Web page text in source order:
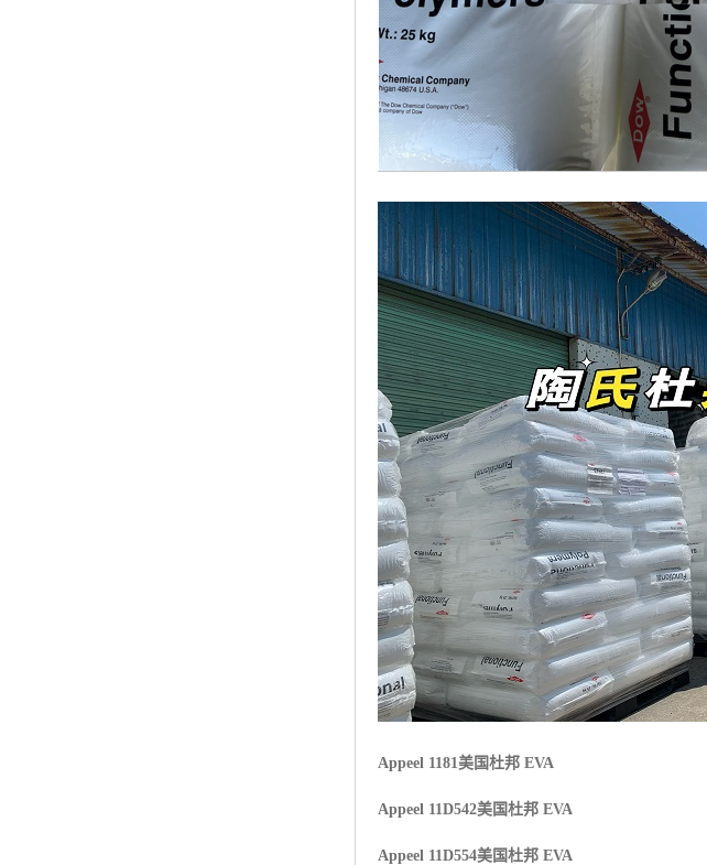
Appeel 1181美国杜邦 EVA
Appeel 11D542美国杜邦 EVA
Appeel 11D554美国杜邦 EVA